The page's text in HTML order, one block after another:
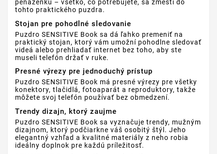
peňaženku – všetko, čo potrebujete, sa zmestí do
tohto praktického puzdra.
Stojan pre pohodlné sledovanie
Puzdro SENSITIVE Book sa dá ľahko premeniť na
praktický stojan, ktorý vám umožní pohodlne sledovať
videá alebo prehliadať internet bez toho, aby ste
museli telefón držať v ruke.
Presné výrezy pre jednoduchý prístup
Puzdro SENSITIVE Book má presné výrezy pre všetky
konektory, tlačidlá, fotoaparát a reproduktory, takže
môžete svoj telefón používať bez obmedzení.
Trendy dizajn, ktorý zaujme
Puzdro SENSITIVE Book sa vyznačuje trendy, mužným
dizajnom, ktorý podčiarkne váš osobitý štýl. Jeho
elegantný vzhľad a kvalitné materiály z neho robia
ideálny doplnok pre každú príležitosť.